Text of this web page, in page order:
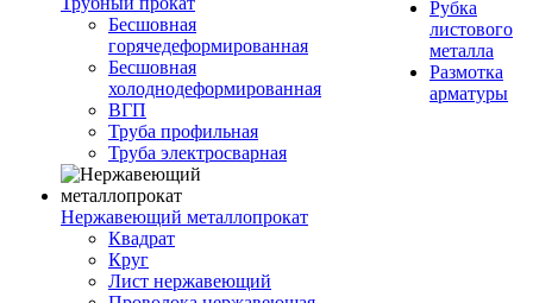
Бесшовная
горячедеформированная
Бесшовная
холоднодеформированная
ВГП
Труба профильная
Труба электросварная
Нержавеющий металлопрокат
Квадрат
Круг
Лист нержавеющий
Рубка
листового
металла
Размотка
арматуры